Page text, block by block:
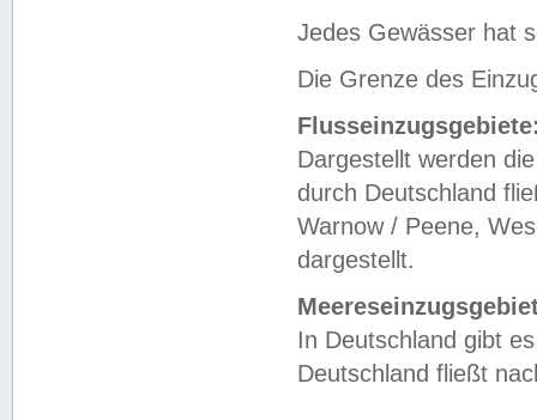
Jedes Gewässer hat
Die Grenze des
Dargestellt werden
durch Deutschland
Warnow / Peene,
dargestellt.
In Deutschland gibt
Deutschland fließt